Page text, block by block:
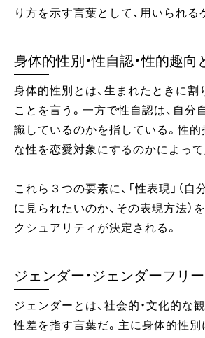
り方を示す言葉として、用いられる
身体的性別・性自認・性的趣向
身体的性別とは、生まれたときに割
ことを言う。一方で性自認は、自分
識しているのかを指している。性的
な性を恋愛対象にするのかによって
これら３つの要素に、「性表現」（
に見られたいのか、その表現方法）
クシュアリティが決定される。
ジェンダー・ジェンダーフリ
ジェンダーとは、社会的・文化的な
性差を指す言葉だ。主に身体的性別